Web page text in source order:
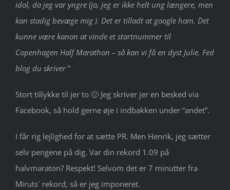
idol, da jeg var yngre (ja, jeg er ikke helt ung længere, men
kan stadig bevæge mig ). Det er tilladt at google ham. Det
kunne være kanon at vinde et startnummer til
Copenhagen Half Marathon – så kan vi få en dyst Julie. Fed
blog du skriver”
Stort tillykke til jer to 🙂 Jeg skriver jer en besked via
Facebook, så hold gerne øje i indbakken under “andet”.
I får rig lejlighed for at sætte PR. Men Henrik, jeg sætter
selv pengene på dig. Var din rekord 1.09 på
halvmaraton? Respekt! Selvom det er 7 minutter fra
Miruts´ rekord, så er jeg imponeret.